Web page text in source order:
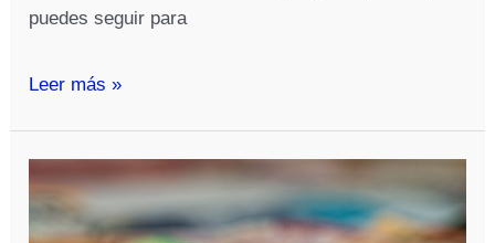
puedes seguir para
¿Cómo
mi
gestión
Leer más »